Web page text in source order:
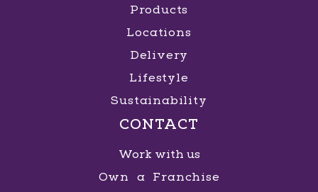
Products
Locations
Delivery
Lifestyle
Sustainability
CONTACT
Work with us
Own a Franchise